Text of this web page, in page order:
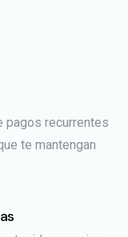
pagos recurrentes
te mantengan